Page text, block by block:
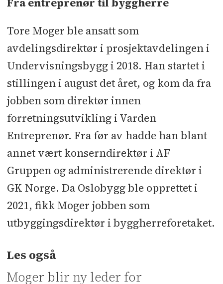
Tore Moger ble ansatt som
avdelingsdirektør i prosjektavdelingen i
Undervisningsbygg i 2018. Han startet i
stillingen i august det året, og kom da fra
jobben som direktør innen
forretningsutvikling i Varden
Entreprenør. Fra før av hadde han blant
annet vært konserndirektør i AF
Gruppen og administrerende direktør i
GK Norge. Da Oslobygg ble opprettet i
2021, fikk Moger jobben som
utbyggingsdirektør i byggherreforetaket.
Les også
Moger blir ny leder for